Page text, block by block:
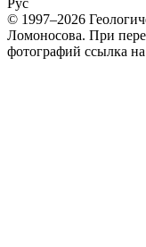
Рус
© 1997–2026
Ломоносова. При
фотографий ссылка на